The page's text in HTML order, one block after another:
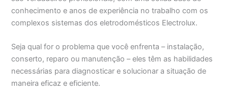
conhecimento e anos de experiência no trabalho com os
complexos sistemas dos eletrodomésticos Electrolux.
Seja qual for o problema que você enfrenta – instalação,
conserto, reparo ou manutenção – eles têm as habilidades
necessárias para diagnosticar e solucionar a situação de
maneira eficaz e eficiente.